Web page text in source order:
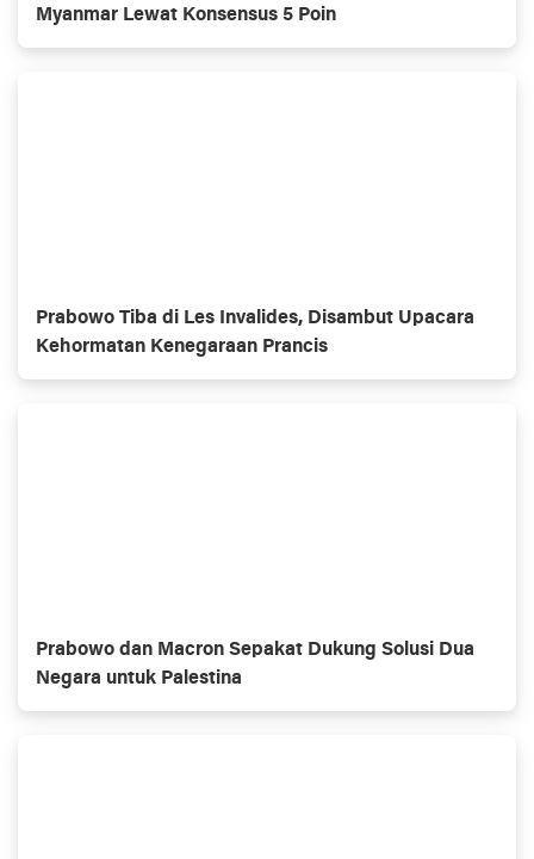
Myanmar Lewat Konsensus 5 Poin
Prabowo Tiba di Les Invalides, Disambut Upacara
Kehormatan Kenegaraan Prancis
Prabowo dan Macron Sepakat Dukung Solusi Dua
Negara untuk Palestina